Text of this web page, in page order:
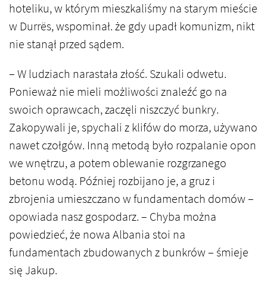
hoteliku, w którym mieszkaliśmy na starym mieście
w Durrës, wspominał. że gdy upadł komunizm, nikt
nie stanął przed sądem.
– W ludziach narastała złość. Szukali odwetu.
Ponieważ nie mieli możliwości znaleźć go na
swoich oprawcach, zaczęli niszczyć bunkry.
Zakopywali je, spychali z klifów do morza, używano
nawet czołgów. Inną metodą było rozpalanie opon
we wnętrzu, a potem oblewanie rozgrzanego
betonu wodą. Później rozbijano je, a gruz i
zbrojenia umieszczano w fundamentach domów –
opowiada nasz gospodarz. – Chyba można
powiedzieć, że nowa Albania stoi na
fundamentach zbudowanych z bunkrów – śmieje
się Jakup.